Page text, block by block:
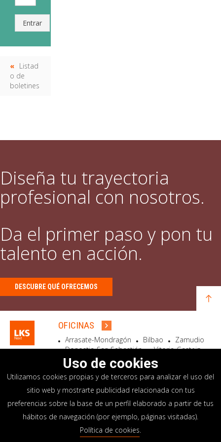
Entrar
Listad
o de
boletines
Diseña tu trayectoria
profesional con nosotros.
Da el primer paso y pon tu
talento en acción.
DESCUBRE QUÉ OFRECEMOS
OFICINAS
Arrasate-Mondragón Bilbao
Zamudio
Donostia-San Sebastián
Vitoria-Gasteiz
Madrid
El Astillero Bidart
SEDE SOCIAL
Goiru, 7 Arrasate-Mondragón
CP 20500 GIPUZKOA – SPAIN
+34 900 84 14 14
info@lksnext.com
Uso de cookies
Utilizamos cookies propias y de terceros para analizar el uso del
sitio web y mostrarte publicidad relacionada con tus
preferencias sobre la base de un perfil elaborado a partir de tus
hábitos de navegación (por ejemplo, páginas visitadas).
Política de cookies.